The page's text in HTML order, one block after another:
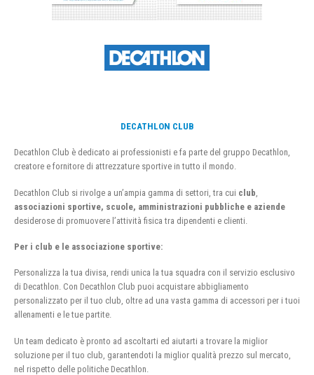
DECATHLON CLUB
Decathlon Club è dedicato ai professionisti e fa parte del gruppo Decathlon,
creatore e fornitore di attrezzature sportive in tutto il mondo.
Decathlon Club si rivolge a un’ampia gamma di settori, tra cui club
associazioni sportive, scuole, amministrazioni pubbliche e aziende
desiderose di promuovere l’attività fisica tra dipendenti e clienti.
Per i club e le associazione sportive:
Personalizza la tua divisa, rendi unica la tua squadra con il servizio esclusivo
di Decathlon. Con Decathlon Club puoi acquistare abbigliamento
personalizzato per il tuo club, oltre ad una vasta gamma di accessori per i tuoi
allenamenti e le tue partite.
Un team dedicato è pronto ad ascoltarti ed aiutarti a trovare la miglior
soluzione per il tuo club, garantendoti la miglior qualità prezzo sul mercato,
nel rispetto delle politiche Decathlon.